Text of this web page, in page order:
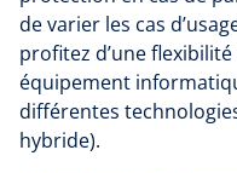
de varier les cas
profitez d’une
équipement
différentes
hybride).